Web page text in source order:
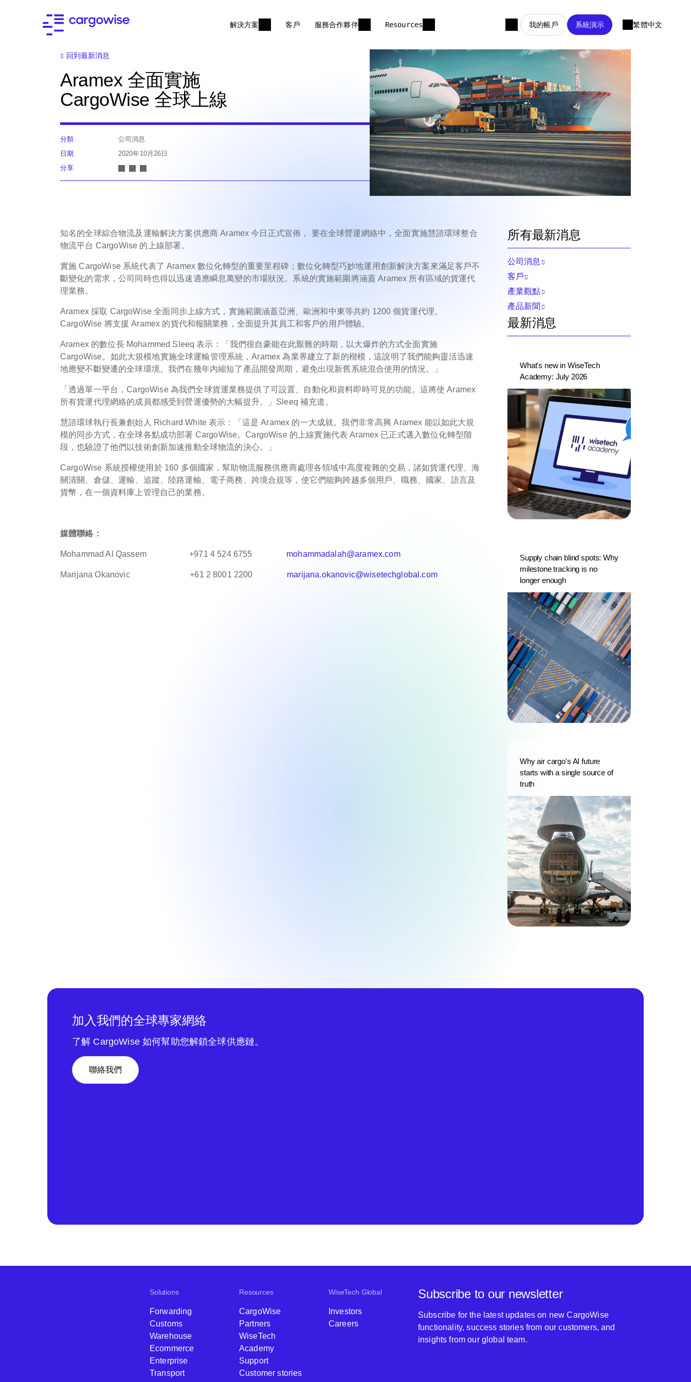
解決方案 客戶 服務合作夥伴 Resources 我的帳戶 系統演示 繁體中文
回到最新消息
Aramex 全面實施
CargoWise 全球上線
分類
公司消息
日期
2020年10月26日
分享
知名的全球綜合物流及運輸解決方案供應商 Aramex 今日正式宣佈， 要在全球營運網絡中，全面實施慧諮環球整合
物流平台 CargoWise 的上線部署。
實施 CargoWise 系統代表了 Aramex 數位化轉型的重要里程碑；數位化轉型巧妙地運用創新解決方案來滿足客戶不
斷變化的需求，公司同時也得以迅速適應瞬息萬變的市場狀況。系統的實施範圍將涵蓋 Aramex 所有區域的貨運代
理業務。
Aramex 採取 CargoWise 全面同步上線方式，實施範圍涵蓋亞洲、歐洲和中東等共約 1200 個貨運代理。
CargoWise 將支援 Aramex 的貨代和報關業務，全面提升其員工和客戶的用戶體驗。
Aramex 的數位長 Mohammed Sleeq 表示：「我們很自豪能在此艱難的時期，以大爆炸的方式全面實施
CargoWise。如此大規模地實施全球運輸管理系統，Aramex 為業界建立了新的楷模，這說明了我們能夠靈活迅速
地應變不斷變遷的全球環境。我們在幾年內縮短了產品開發周期，避免出現新舊系統混合使用的情況。」
「透過單一平台，CargoWise 為我們全球貨運業務提供了可設置、自動化和資料即時可見的功能。這將使 Aramex
所有貨運代理網絡的成員都感受到營運優勢的大幅提升。」Sleeq 補充道。
慧諮環球執行長兼創始人 Richard White 表示：「這是 Aramex 的一大成就。我們非常高興 Aramex 能以如此大規
模的同步方式，在全球各點成功部署 CargoWise。CargoWise 的上線實施代表 Aramex 已正式邁入數位化轉型階
段，也驗證了他們以技術創新加速推動全球物流的決心。」
CargoWise 系統授權使用於 160 多個國家，幫助物流服務供應商處理各領域中高度複雜的交易，諸如貨運代理、海
關清關、倉儲、運輸、追蹤、陸路運輸、電子商務、跨境合規等，使它們能夠跨越多個用戶、職務、國家、語言及
貨幣，在一個資料庫上管理自己的業務。
媒體聯絡：
Mohammad Al Qassem +971 4 524 6755 mohammadalah@aramex.com
Marijana Okanovic +61 2 8001 2200 marijana.okanovic@wisetechglobal.com
所有最新消息
公司消息
客戶
產業觀點
產品新聞
最新消息
What's new in WiseTech
Academy: July 2026
Supply chain blind spots: Why
milestone tracking is no
longer enough
Why air cargo's AI future
starts with a single source of
truth
加入我們的全球專家網絡
了解 CargoWise 如何幫助您解鎖全球供應鏈。
聯絡我們
Solutions
Forwarding
Customs
Warehouse
Ecommerce
Enterprise
Transport
Resources
CargoWise
Partners
WiseTech
Academy
Support
Customer stories
WiseTech Global
Investors
Careers
Subscribe to our newsletter
Subscribe for the latest updates on new CargoWise
functionality, success stories from our customers, and
insights from our global team.